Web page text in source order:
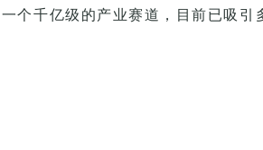
个千亿级的产业赛道，目前已吸